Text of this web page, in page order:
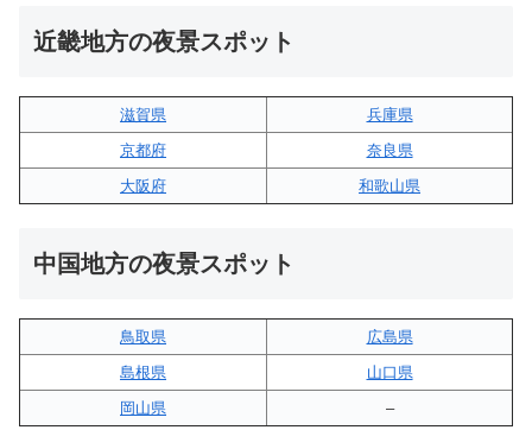
近畿地方の夜景スポット
滋賀県
兵庫県
京都府
奈良県
大阪府
和歌山県
中国地方の夜景スポット
鳥取県
広島県
島根県
山口県
岡山県
–